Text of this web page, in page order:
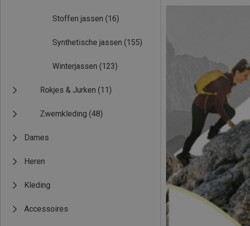
Stoffen jassen (16)
Synthetische jassen (155)
Winterjassen (123)
Rokjes & Jurken (11)
Zwemkleding (48)
Dames
Heren
Kleding
Accessoires